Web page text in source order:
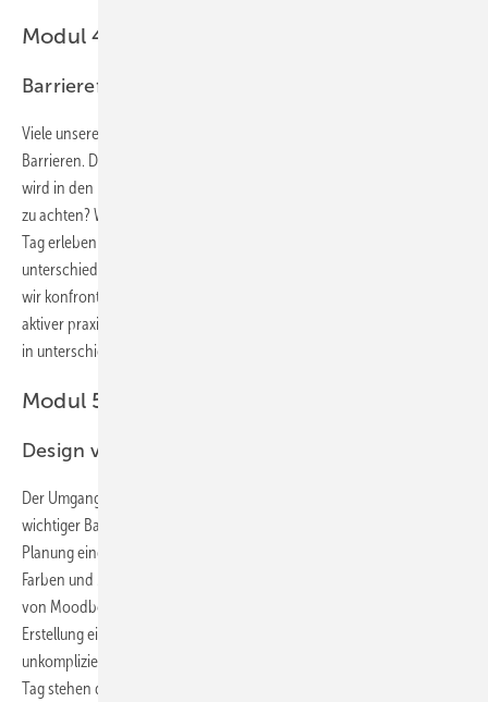
Modul 4: 5./6. September 2023
Barrierefrei trifft auf Design
Viele unserer Kunden wünschen sich ein komfortables Bad ohne
Barrieren. Die Planung von barrierefreien und barrierearmen Bädern
wird in den kommenden Jahren immer wichtiger werden. Worauf ist
zu achten? Welche Unterschiede in der Ausstattung gibt es? Am ersten
Tag erleben die Teilnehmer in einem praktischen Workshop
unterschiedliche Beeinträchtigungen. Mit welchen Ängsten werden
wir konfrontiert und wie gehen wir damit um? Der zweite Tag ist ein
aktiver praxisorientierter Planungstag. Hier wird alles bisher Erlernte
in unterschiedlichen Planungen umgesetzt.
Modul 5: 5./6. Oktober 2023
Design verstehen und Premium verkaufen
Der Umgang mit Farbe, Materialien und Werkstoffen ist ein weiterer
wichtiger Baustein für erfolgreiche Badplaner. Wie kann Farbe in der
Planung eingesetzt werden, um die Kunden zu begeistern? Welche
Farben und Materialien harmonieren miteinander? Durch den Einsatz
von Moodboards begeistern wir unsere Kunden. Was ist bei der
Erstellung eines Moodboards zu beachten und wie kann dieses
unkompliziert in den Beratungsprozess integriert werden? Am zweiten
Tag stehen die Themen Design, Premium und Mehrwert im Fokus.